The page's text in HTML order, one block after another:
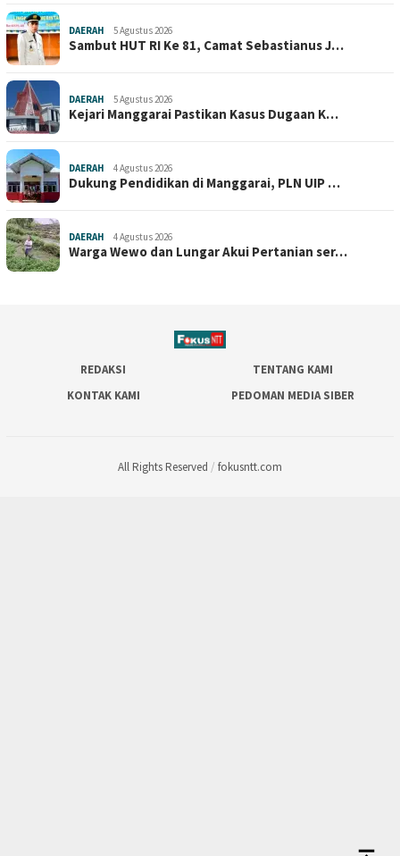
DAERAH 5 Agustus 2026
Sambut HUT RI Ke 81, Camat Sebastianus J…
DAERAH 5 Agustus 2026
Kejari Manggarai Pastikan Kasus Dugaan K…
DAERAH 4 Agustus 2026
Dukung Pendidikan di Manggarai, PLN UIP …
DAERAH 4 Agustus 2026
Warga Wewo dan Lungar Akui Pertanian ser…
REDAKSI
TENTANG KAMI
KONTAK KAMI
PEDOMAN MEDIA SIBER
All Rights Reserved / fokusntt.com